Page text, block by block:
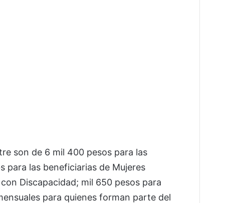
son de 6 mil 400 pesos para las
para las beneficiarias de Mujeres
Discapacidad; mil 650 pesos para
para quienes forman parte del